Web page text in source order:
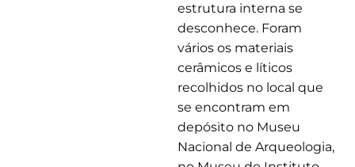
estrutura interna se
desconhece. Foram
vários os materiais
cerâmicos e líticos
recolhidos no local que
se encontram em
depósito no Museu
Nacional de Arqueologia,